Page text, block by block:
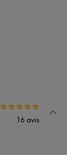
16 avis